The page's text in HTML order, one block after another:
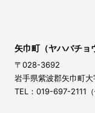
矢巾町（ヤハバチョ
〒028-3692
岩手県紫波郡矢巾町
TEL：019-697-2111